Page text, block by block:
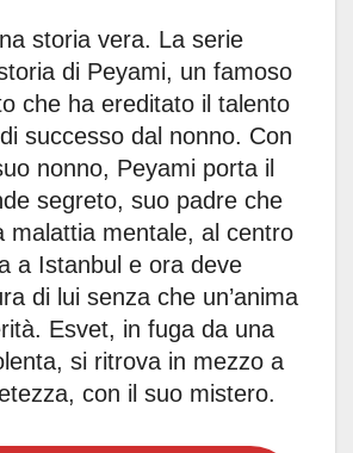
storia vera. La serie
di Peyami, un famoso
che ha ereditato il talento
successo dal nonno. Con
nonno, Peyami porta il
segreto, suo padre che
malattia mentale, al centro
a Istanbul e ora deve
di lui senza che un’anima
Esvet, in fuga da una
si ritrova in mezzo a
con il suo mistero.